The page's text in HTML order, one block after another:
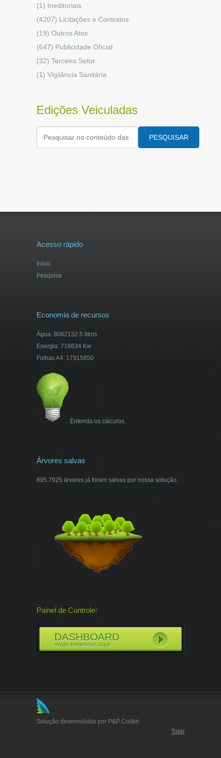
(1) Ineditoriais
(4207) Licitações e Contratos
(19) Outros Atos
(647) Publicidade Oficial
(32) Terceiro Setor
(1) Vigilância Sanitária
Edições Veiculadas
PESQUISAR
Acesso rápido
Início
Pesquisa
Economia de recursos
Água: 8062132.5 litros
Energia: 716634 Kw
Folhas A4: 17915850
Entenda os cálculos.
Árvores salvas
895.7925 árvores já foram salvas por nossa solução.
Painel de Controle:
DASHBOARD
envie remessas aqui
Solução desenvolvida por P&P Colibri
Topo